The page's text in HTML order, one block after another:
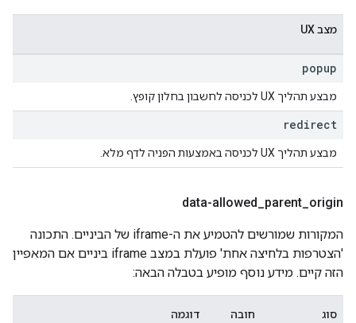
מצב UX
popup
מבצע תהליך UX לכניסה לחשבון בחלון קופץ.
redirect
מבצע תהליך UX לכניסה באמצעות הפניה לדף מלא.
data-allowed parent origin
המקורות שמורשים להטמיע את ה-iframe של הביניים. התכונה
'הצטרפות בלחיצה אחת' פועלת במצב iframe ביניים אם המאפיין
הזה קיים. מידע נוסף מופיע בטבלה הבאה:
סוג חובה דוגמה